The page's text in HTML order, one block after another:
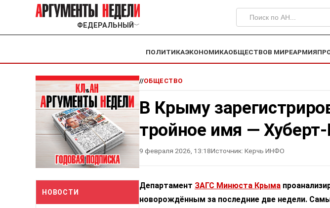
ФЕДЕРАЛЬНЫЙ ﹀
ПОЛИТИКАЭКОНОМИКАОБЩЕСТВОВ МИРЕАРМИЯ
НОВОСТИ
//ОБЩЕСТВО
В Крыму
тройное имя —
9 февраля 2026, 13:18Источник: Керчь ИНФО
Департамент ЗАГС Минюста Крыма
новорождённым за последние две недели.